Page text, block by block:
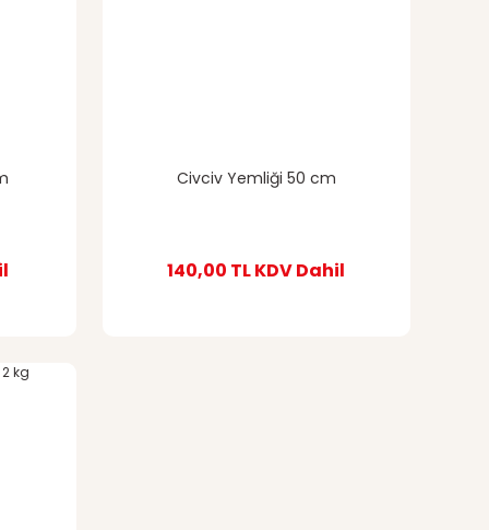
Civciv Yemliği 50 cm
140,00 TLKDV Dahil